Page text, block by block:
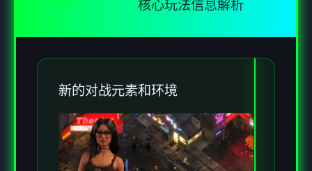
核心玩法信息解析
新的对战元素和环境